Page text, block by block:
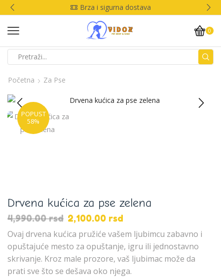
Brza i sigurna dostava
0
Početna Za Pse
POPUST
58%
Drvena kućica za pse zelena
4,990.00rsd 2,100.00 rsd
Ovaj drvena kućica pružiće vašem ljubimcu zabavno i
opuštajuće mesto za opuštanje, igru ili jednostavno
skrivanje. Kroz male prozore, vaš ljubimac može da
prati sve što se dešava oko njega.